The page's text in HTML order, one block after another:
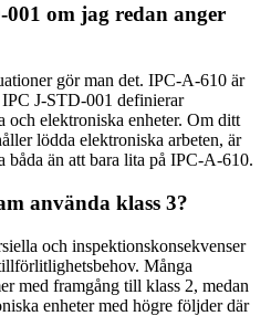
om jag redan anger
gör man det. IPC-A-610 är
IPC J-STD-001 definierar
och elektroniska enheter. Om ditt
lödda elektroniska arbeten, är
båda än att bara lita på IPC-A-610.
använda klass 3?
och inspektionskonsekvenser
Många
med framgång till klass 2, medan
enheter med högre följder där